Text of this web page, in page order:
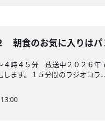
朝食のお気に入りはパ
時４５分 放送中２０２６年
ます。１５分間のラジオコラ...